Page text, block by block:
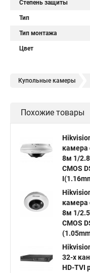
Степень защиты
Тип
Тип монтажа
Цвет
Купольные камеры
Камера
Hikvision купить
Hikvision 2 8 mm
hikvision ds 2cd2042wd i
Похожие товары
камера
8м 1/
CMOS
камера
8м 1/
CMOS
32-х
HD-TVI